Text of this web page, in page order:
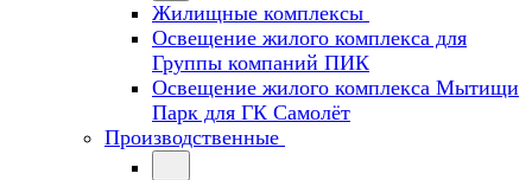
Жилищные комплексы
Освещение жилого комплекса для
Группы компаний ПИК
Освещение жилого комплекса Мытищи
Парк для ГК Самолёт
Производственные